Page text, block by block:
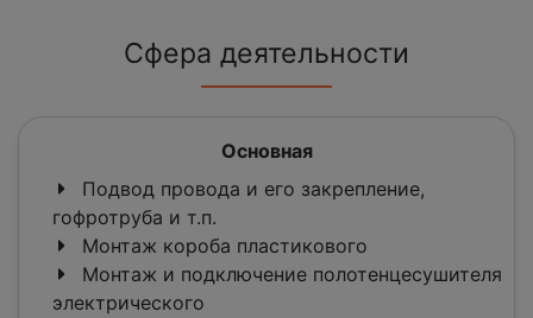
Сфера деятельности
Основная
Подвод провода и его закрепление,
гофротруба и т.п.
Монтаж короба пластикового
Монтаж и подключение полотенцесушителя
электрического